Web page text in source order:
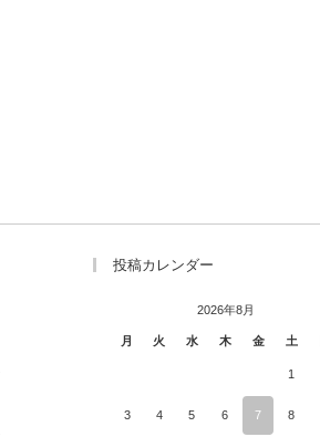
投稿カレンダー
2026年8月
月 火 水 木 金 土
1
3 4 5 6 7 8